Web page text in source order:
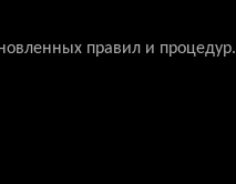
правил и процедур.